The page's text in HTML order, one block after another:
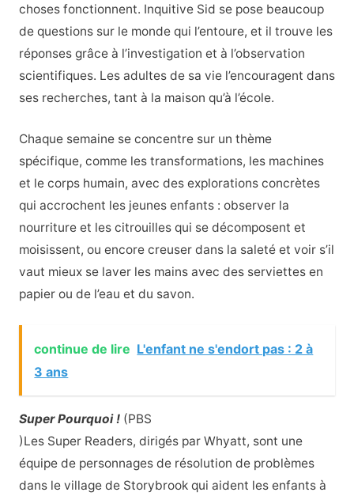
choses fonctionnent. Inquitive Sid se pose beaucoup
de questions sur le monde qui l’entoure, et il trouve les
réponses grâce à l’investigation et à l’observation
scientifiques. Les adultes de sa vie l’encouragent dans
ses recherches, tant à la maison qu’à l’école.
Chaque semaine se concentre sur un thème
spécifique, comme les transformations, les machines
et le corps humain, avec des explorations concrètes
qui accrochent les jeunes enfants : observer la
nourriture et les citrouilles qui se décomposent et
moisissent, ou encore creuser dans la saleté et voir s’il
vaut mieux se laver les mains avec des serviettes en
papier ou de l’eau et du savon.
continue de lire L'enfant ne s'endort pas : 2 à
3 ans
Super Pourquoi !(PBS
)Les Super Readers, dirigés par Whyatt, sont une
équipe de personnages de résolution de problèmes
dans le village de Storybrook qui aident les enfants à